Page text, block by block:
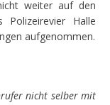
weiter auf den
Halle
aufgenommen.
nicht selber mit